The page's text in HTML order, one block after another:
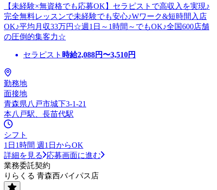
【未経験×無資格でも応募OK】セラピストで高収入を実現♪
完全無料レッスンで未経験でも安心♪Wワーク&短時間入店
OK♪平均月収33万円☆週1日～1時間～でもOK♪全国600店舗
の圧倒的集客力☆
セラピスト 時給2,088円〜3,510円
勤務地
面接地
青森県八戸市城下3-1-21
本八戸駅、長苗代駅
シフト
1日1時間 週1日からOK
詳細を見る
応募画面に進む
業務委託契約
りらくる 青森西バイパス店